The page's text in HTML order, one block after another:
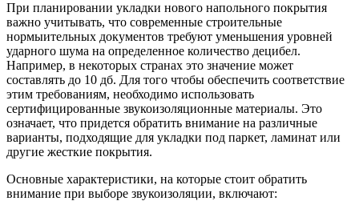
При планировании укладки нового напольного покрытия
важно учитывать, что современные строительные
нормыительных документов требуют уменьшения уровней
ударного шума на определенное количество децибел.
Например, в некоторых странах это значение может
составлять до 10 дб. Для того чтобы обеспечить соответствие
этим требованиям, необходимо использовать
сертифицированные звукоизоляционные материалы. Это
означает, что придется обратить внимание на различные
варианты, подходящие для укладки под паркет, ламинат или
другие жесткие покрытия.
Основные характеристики, на которые стоит обратить
внимание при выборе звукоизоляции, включают: